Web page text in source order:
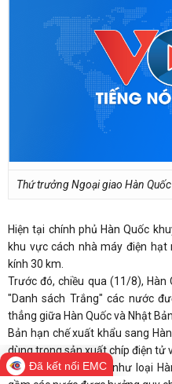
Thứ trưởng Ngoại giao Hàn
Hiện tại chính phủ Hàn Quốc
khu vực cách nhà máy điện
kính 30 km.
Trước đó, chiều qua (11/8),
"Danh sách Trắng" các nước
thẳng giữa Hàn Quốc và Nhật
Bản hạn chế xuất khẩu sang
dùng trong sản xuất chíp điện tử
của Hàn Quốc cũng như loại
Đã kết nối EMC